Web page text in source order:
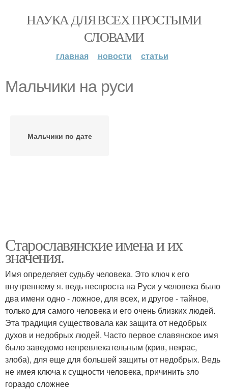
НАУКА ДЛЯ ВСЕХ ПРОСТЫМИ
СЛОВАМИ
главная новости статьи
Мальчики на руси
Мальчики по дате
Старославянские имена и их
значения.
Имя определяет судьбу человека. Это ключ к его
внутреннему я. ведь неспроста на Руси у человека было
два имени одно - ложное, для всех, и другое - тайное,
только для самого человека и его очень близких людей.
Эта традиция существовала как защита от недобрых
духов и недобрых людей. Часто первое славянское имя
было заведомо непревлекательным (крив, некрас,
злоба), для еще для большей защиты от недобрых. Ведь
не имея ключа к сущности человека, причинить зло
гораздо сложнее